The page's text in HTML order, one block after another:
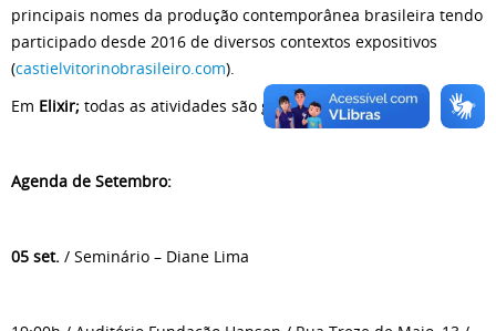
principais nomes da produção contemporânea brasileira tendo
participado desde 2016 de diversos contextos expositivos
(castielvitorinobrasileiro.com).
Em Elixir; todas as atividades são gratuitas e abertas.
Agenda de Setembro:
05 set. / Seminário – Diane Lima